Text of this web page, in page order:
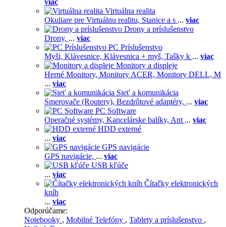
viac
Virtuálna realita
Okuliare pre Virtuálnu realitu, Stanice a s ... viac
Drony a príslušenstvo
Drony, ... viac
PC Príslušenstvo
Myši, Klávesnice, Klávesnica + myš, Tašky k ... viac
Monitory a displeje
Herné Monitory, Monitory ACER, Monitory DELL, M
... viac
Sieť a komunikácia
Smerovače (Routery), Bezdrôtové adaptéry, ... viac
PC Software
Operačné systémy, Kancelárske balíky, Ant ... viac
HDD externé
... viac
GPS navigácie
GPS navigácie, ... viac
USB kľúče
... viac
Čítačky elektronických
kníh
... viac
Odporúčame:
Notebooky , Mobilné Telefóny , Tablety a príslušenstvo ,